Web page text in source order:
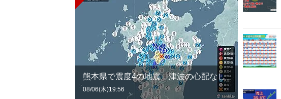
熊本県で震度4の地震 津波の心配なし
08/06(木)19:56